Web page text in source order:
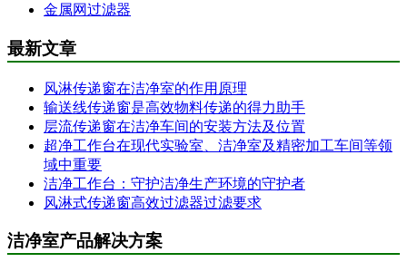
金属网过滤器
最新文章
风淋传递窗在洁净室的作用原理
输送线传递窗是高效物料传递的得力助手
层流传递窗在洁净车间的安装方法及位置
超净工作台在现代实验室、洁净室及精密加工车间等领
域中重要
洁净工作台：守护洁净生产环境的守护者
风淋式传递窗高效过滤器过滤要求
洁净室产品解决方案